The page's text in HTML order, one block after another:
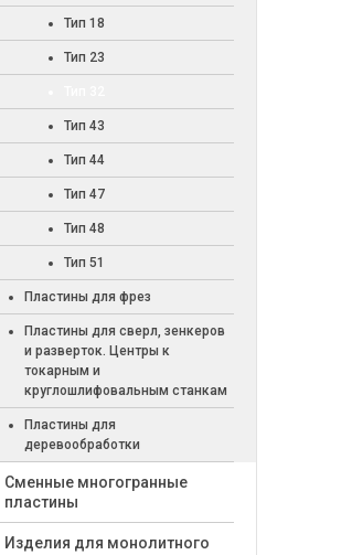
Тип 18
Тип 23
Тип 43
Тип 44
Тип 47
Тип 48
Тип 51
Пластины для фрез
Пластины для сверл, зенкеров
и разверток. Центры к
токарным и
круглошлифовальным станкам
Пластины для
деревообработки
Cменные многогранные
пластины
Изделия для монолитного